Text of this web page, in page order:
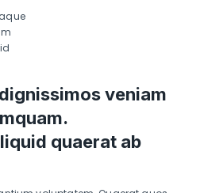
veniam
quaerat ab